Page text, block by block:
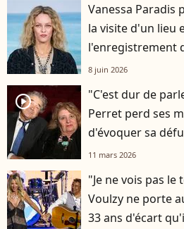
Vanessa Paradis
la visite d'un lieu
l'enregistrement
8 juin 2026
player2
"C'est dur de
Perret perd ses
d'évoquer sa
11 mars 2026
"Je ne vois pas
Voulzy ne porte
33 ans d'écart